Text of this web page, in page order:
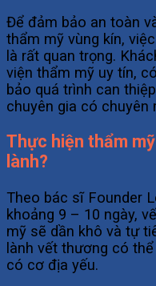
Để đảm bảo an toàn
thẩm mỹ vùng kín,
là rất quan trọng.
viện thẩm mỹ uy tín,
bảo quá trình can
chuyên gia có chuyên
Thực hiện thẩm
lành?
Theo bác sĩ Founder
khoảng 9 – 10 ngày,
mỹ sẽ dần khô và tự
lành vết thương có
có cơ địa yếu.